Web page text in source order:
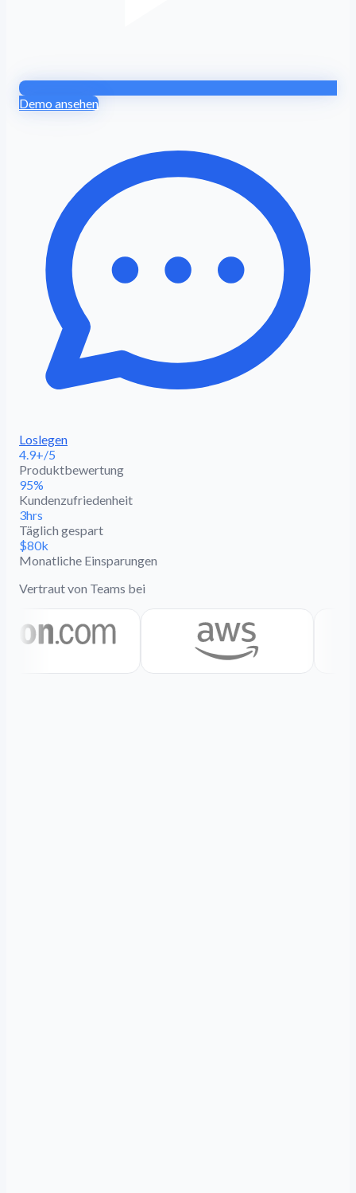
Demo ansehen
Loslegen
4.9+/5
Produktbewertung
95%
Kundenzufriedenheit
3hrs
Täglich gespart
$80k
Monatliche Einsparungen
Vertraut von Teams bei